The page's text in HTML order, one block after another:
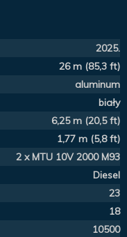
2025.
26 m (85,3 ft)
aluminum
biały
6,25 m (20,5 ft)
1,77 m (5,8 ft)
2 x MTU 10V 2000 M93
Diesel
23
18
10500